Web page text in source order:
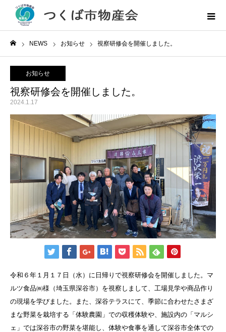
NEWS お知らせ 視察研修会を開催しました。
お知らせ
視察研修会を開催しました。
2024.1.17
令和６年１月１７日（水）に日帰りで視察研修会を開催しました。マ
ルツ食品㈱様（埼玉県深谷市）を視察しまして、工場見学や商品作り
の現場を学びました。また、深谷テラスにて、季節に合わせたさまざ
まな野菜を栽培する「体験農園」での収穫体験や、施設内の「マルシ
ェ」では深谷市の野菜を堪能し、体験や食事を通して深谷市全体での